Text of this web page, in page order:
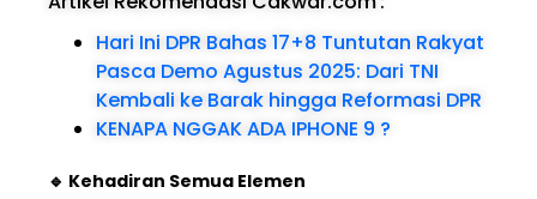
Hari Ini DPR Bahas 17+8 Tuntutan Rakyat
Pasca Demo Agustus 2025: Dari TNI
Kembali ke Barak hingga Reformasi DPR
KENAPA NGGAK ADA IPHONE 9 ?
🔹 Kehadiran Semua Elemen